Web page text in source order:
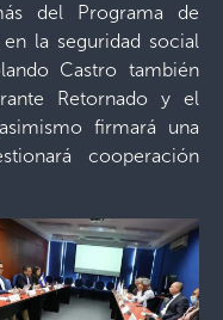
del Programa de
la seguridad social
Castro también
Retornado y el
firmará una
cooperación